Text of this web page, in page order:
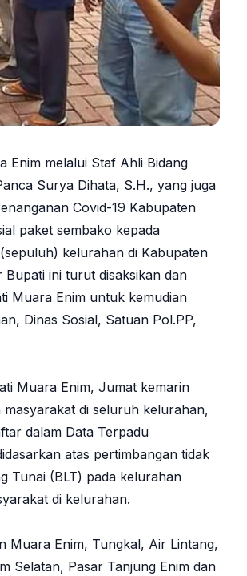
Enim melalui Staf Ahli Bidang
Surya Dihata, S.H., yang juga
Covid-19 Kabupaten
paket sembako kepada
kelurahan di Kabupaten
ini turut disaksikan dan
Muara Enim untuk kemudian
Dinas Sosial, Satuan Pol.PP,
Muara Enim, Jumat kemarin
di seluruh kelurahan,
dalam Data Terpadu
atas pertimbangan tidak
Tunai (BLT) pada kelurahan
di kelurahan.
Muara Enim, Tungkal, Air Lintang,
Selatan, Pasar Tanjung Enim dan